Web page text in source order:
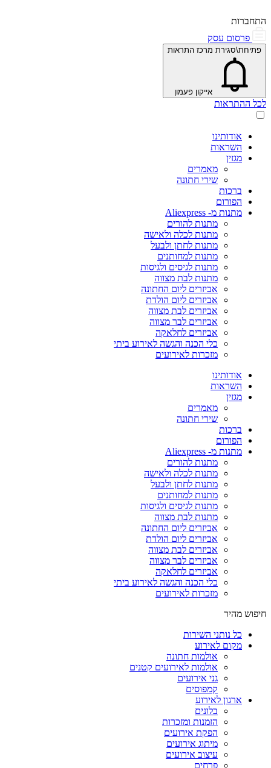
התחברות
פרסום עסק
פתיחת\סגירת מרכז התראות
אייקון פעמון
לכל ההתראות
אודותינו
השראות
מגזין
מאמרים
שירי חתונה
ברכות
הפורום
מתנות מ- Aliexpress
מתנות להורים
מתנות לכלה ולאישה
מתנות לחתן ולבעל
מתנות למחותנים
מתנות לגיסים ולגיסות
מתנות לבת מצווה
אביזרים ליום החתונה
אביזרים ליום הולדת
אביזרים לבת מצווה
אביזרים לבר מצווה
אביזרים לחלאקה
כלי הכנה והגשה לאירוע ביתי
מזכרות לאירועים
אודותינו
השראות
מגזין
מאמרים
שירי חתונה
ברכות
הפורום
מתנות מ- Aliexpress
מתנות להורים
מתנות לכלה ולאישה
מתנות לחתן ולבעל
מתנות למחותנים
מתנות לגיסים ולגיסות
מתנות לבת מצווה
אביזרים ליום החתונה
אביזרים ליום הולדת
אביזרים לבת מצווה
אביזרים לבר מצווה
אביזרים לחלאקה
כלי הכנה והגשה לאירוע ביתי
מזכרות לאירועים
חיפוש מהיר
כל נותני השירות
מקום לאירוע
אולמות חתונה
אולמות לאירועים קטנים
גני אירועים
קמפוסים
ארגון לאירוע
בלונים
הזמנות ומזכרות
הפקת אירועים
מיתוג אירועים
עיצוב אירועים
פרחים